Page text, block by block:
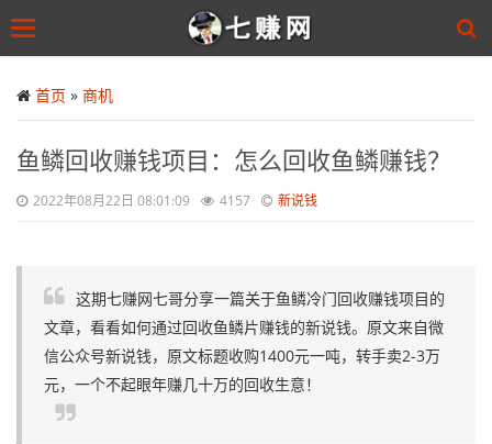
to
main
Toggle
首页 » 商机
鱼鳞回收赚钱项目：怎么回收鱼鳞赚钱？
2022年08月22日 08:01:09 4157 新说钱
这期七赚网七哥分享一篇关于鱼鳞冷门回收赚钱项目的
文章，看看如何通过回收鱼鳞片赚钱的新说钱。原文来自微
信公众号新说钱，原文标题收购1400元一吨，转手卖2-3万
元，一个不起眼年赚几十万的回收生意！